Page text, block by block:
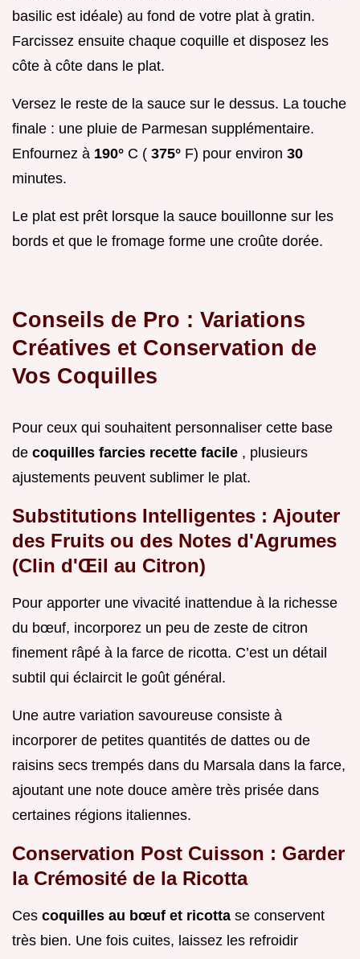
basilic est idéale) au fond de votre plat à gratin.
Farcissez ensuite chaque coquille et disposez les
côte à côte dans le plat.
Versez le reste de la sauce sur le dessus. La touche
finale : une pluie de Parmesan supplémentaire.
Enfournez à 190° C ( 375° F) pour environ 30
minutes.
Le plat est prêt lorsque la sauce bouillonne sur les
bords et que le fromage forme une croûte dorée.
Conseils de Pro : Variations
Créatives et Conservation de
Vos Coquilles
Pour ceux qui souhaitent personnaliser cette base
de coquilles farcies recette facile , plusieurs
ajustements peuvent sublimer le plat.
Substitutions Intelligentes : Ajouter
des Fruits ou des Notes d'Agrumes
(Clin d'Œil au Citron)
Pour apporter une vivacité inattendue à la richesse
du bœuf, incorporez un peu de zeste de citron
finement râpé à la farce de ricotta. C’est un détail
subtil qui éclaircit le goût général.
Une autre variation savoureuse consiste à
incorporer de petites quantités de dattes ou de
raisins secs trempés dans du Marsala dans la farce,
ajoutant une note douce amère très prisée dans
certaines régions italiennes.
Conservation Post Cuisson : Garder
la Crémosité de la Ricotta
Ces coquilles au bœuf et ricotta se conservent
très bien. Une fois cuites, laissez les refroidir